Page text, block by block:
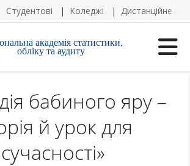
Студентові Коледжі Дистанційне
академія статистики,
обліку та аудиту
бабиного яру –
й урок для
сучасності»